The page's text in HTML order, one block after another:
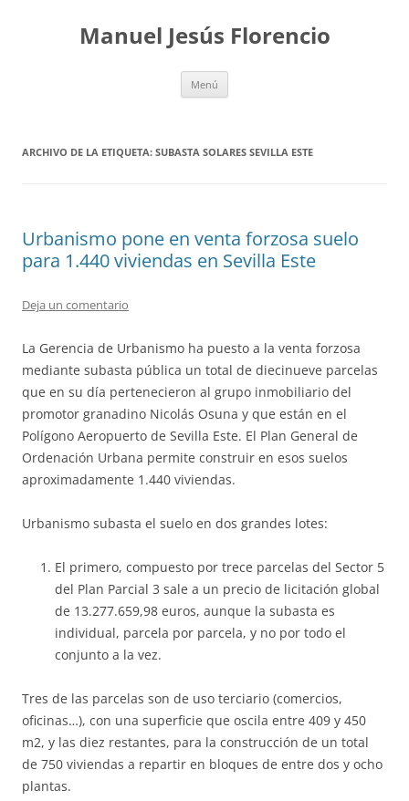
contenidoManuel Jesús Florencio
Menú
ARCHIVO DE LA ETIQUETA: SUBASTA SOLARES SEVILLA ESTE
Urbanismo pone en venta forzosa suelo
para 1.440 viviendas en Sevilla Este
Deja un comentario
La Gerencia de Urbanismo ha puesto a la venta forzosa
mediante subasta pública un total de diecinueve parcelas
que en su día pertenecieron al grupo inmobiliario del
promotor granadino Nicolás Osuna y que están en el
Polígono Aeropuerto de Sevilla Este. El Plan General de
Ordenación Urbana permite construir en esos suelos
aproximadamente 1.440 viviendas.
Urbanismo subasta el suelo en dos grandes lotes:
El primero, compuesto por trece parcelas del Sector 5
del Plan Parcial 3 sale a un precio de licitación global
de 13.277.659,98 euros, aunque la subasta es
individual, parcela por parcela, y no por todo el
conjunto a la vez.
Tres de las parcelas son de uso terciario (comercios,
oficinas…), con una superficie que oscila entre 409 y 450
m2, y las diez restantes, para la construcción de un total
de 750 viviendas a repartir en bloques de entre dos y ocho
plantas.